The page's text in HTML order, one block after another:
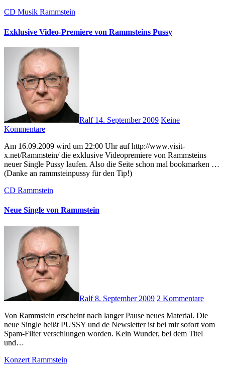
CD Musik Rammstein
Exklusive Video-Premiere von Rammsteins Pussy
Ralf 14. September 2009 Keine
Kommentare
Am 16.09.2009 wird um 22:00 Uhr auf http://www.visit-
x.net/Rammstein/ die exklusive Videopremiere von Rammsteins
neuer Single Pussy laufen. Also die Seite schon mal bookmarken …
(Danke an rammsteinpussy für den Tip!)
CD Rammstein
Neue Single von Rammstein
Ralf8. September 2009 2 Kommentare
Von Rammstein erscheint nach langer Pause neues Material. Die
neue Single heißt PUSSY und de Newsletter ist bei mir sofort vom
Spam-Filter verschlungen worden. Kein Wunder, bei dem Titel
und…
Konzert Rammstein